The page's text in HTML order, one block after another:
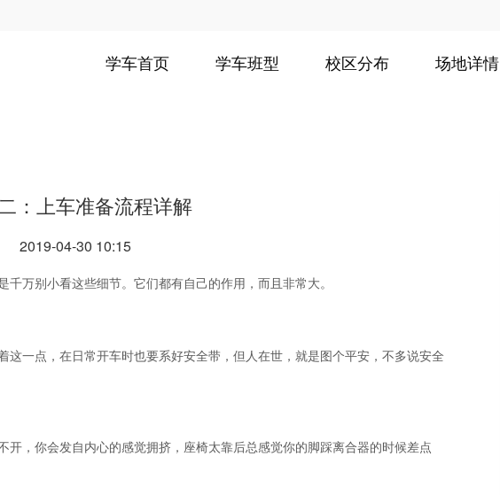
学车首页 学车班型 校区分布 场地详情
：上车准备流程详解
2019-04-30 10:15
万别小看这些细节。它们都有自己的作用，而且非常大。
一点，在日常开车时也要系好安全带，但人在世，就是图个平安，不多说安全
，你会发自内心的感觉拥挤，座椅太靠后总感觉你的脚踩离合器的时候差点